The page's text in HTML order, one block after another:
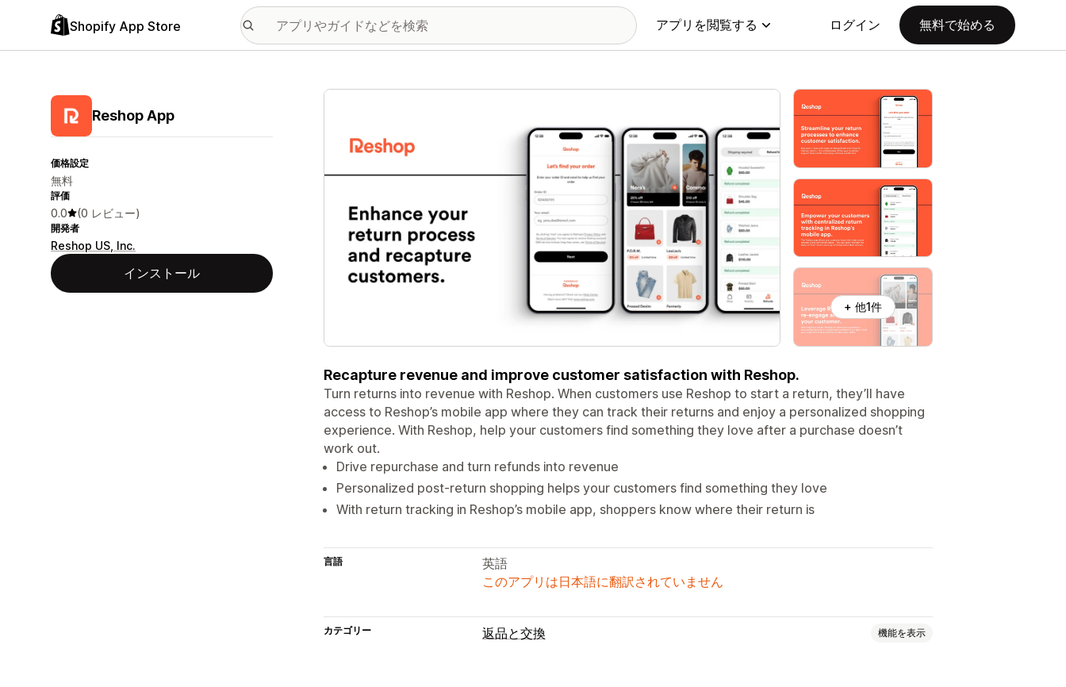
Shopify App Store アプリを閲覧する ログイン 無料で始める
Reshop App
価格設定
無料
評価
0.0 (0 レビュー)
開発者
Reshop US, Inc.
インストール
特集の画像ギャラリー
+ 他1件
Recapture revenue and improve customer satisfaction with Reshop.
Turn returns into revenue with Reshop. When customers use Reshop to start a return, they’ll have
access to Reshop’s mobile app where they can track their returns and enjoy a personalized shopping
experience. With Reshop, help your customers find something they love after a purchase doesn’t
work out.
Drive repurchase and turn refunds into revenue
Personalized post-return shopping helps your customers find something they love
With return tracking in Reshop’s mobile app, shoppers know where their return is
言語
英語
このアプリは日本語に翻訳されていません
カテゴリー 返品と交換 機能を表示